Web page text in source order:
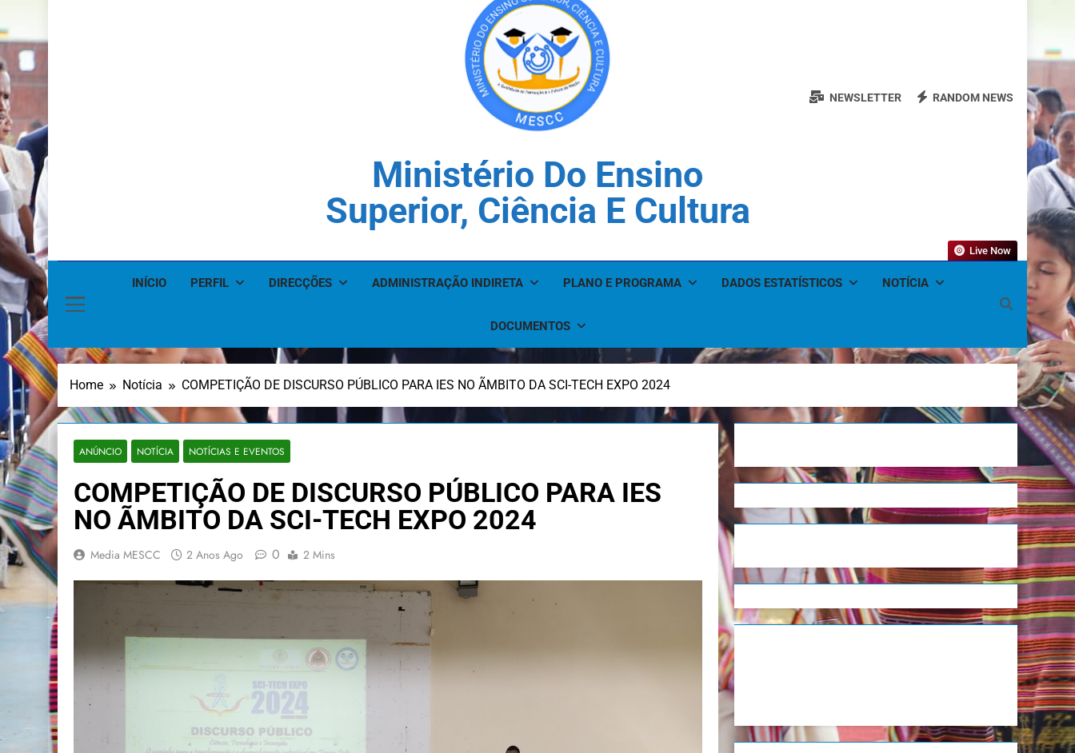
Ministério Do Ensino
Superior, Ciência E Cultura
NEWSLETTER RANDOM NEWS
INÍCIO PERFIL DIRECÇÕES ADMINISTRAÇÃO INDIRETA PLANO E PROGRAMA DADOS ESTATÍSTICOS NOTÍCIA
DOCUMENTOS
Live Now
Home Notícia COMPETIÇÃO DE DISCURSO PÚBLICO PARA IES NO ÃMBITO DA SCI-TECH EXPO 2024
ANÚNCIO NOTÍCIA NOTÍCIAS E EVENTOS
COMPETIÇÃO DE DISCURSO PÚBLICO PARA IES
NO ÃMBITO DA SCI-TECH EXPO 2024
Media MESCC 2 Anos Ago 0 2 Mins